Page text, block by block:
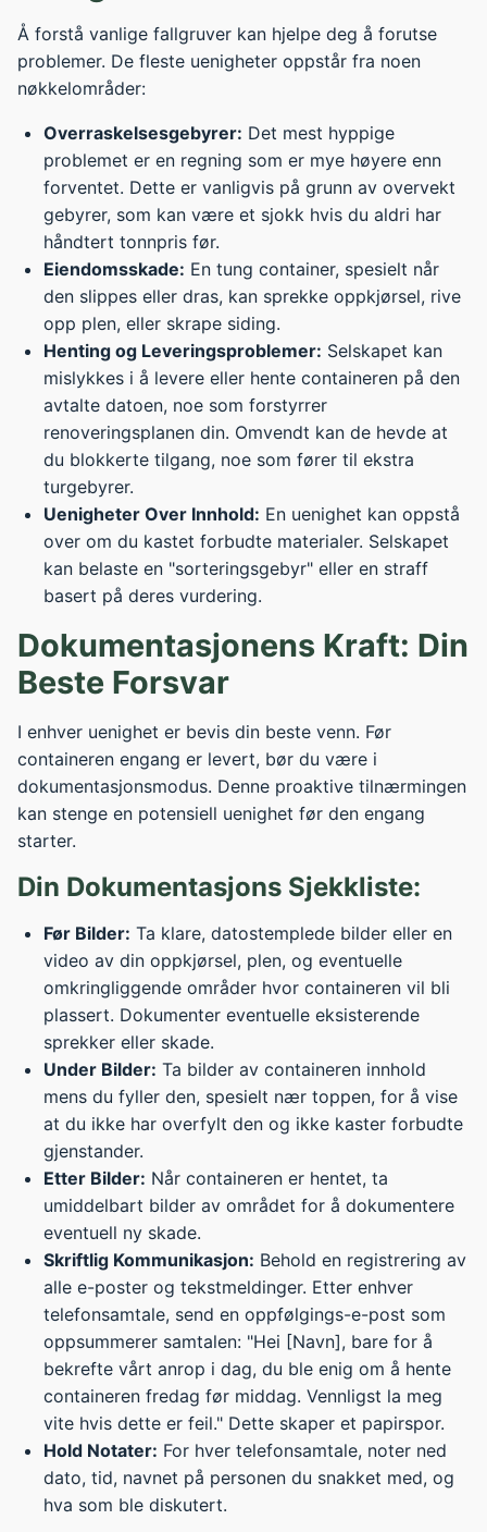
Å forstå vanlige fallgruver kan hjelpe deg å forutse
problemer. De fleste uenigheter oppstår fra noen
nøkkelområder:
Overraskelsesgebyrer: Det mest hyppige
problemet er en regning som er mye høyere enn
forventet. Dette er vanligvis på grunn av overvekt
gebyrer, som kan være et sjokk hvis du aldri har
håndtert tonnpris før.
Eiendomsskade: En tung container, spesielt når
den slippes eller dras, kan sprekke oppkjørsel, rive
opp plen, eller skrape siding.
Henting og Leveringsproblemer: Selskapet kan
mislykkes i å levere eller hente containeren på den
avtalte datoen, noe som forstyrrer
renoveringsplanen din. Omvendt kan de hevde at
du blokkerte tilgang, noe som fører til ekstra
turgebyrer.
Uenigheter Over Innhold: En uenighet kan oppstå
over om du kastet forbudte materialer. Selskapet
kan belaste en "sorteringsgebyr" eller en straff
basert på deres vurdering.
Dokumentasjonens Kraft: Din
Beste Forsvar
I enhver uenighet er bevis din beste venn. Før
containeren engang er levert, bør du være i
dokumentasjonsmodus. Denne proaktive tilnærmingen
kan stenge en potensiell uenighet før den engang
starter.
Din Dokumentasjons Sjekkliste:
Før Bilder: Ta klare, datostemplede bilder eller en
video av din oppkjørsel, plen, og eventuelle
omkringliggende områder hvor containeren vil bli
plassert. Dokumenter eventuelle eksisterende
sprekker eller skade.
Under Bilder: Ta bilder av containeren innhold
mens du fyller den, spesielt nær toppen, for å vise
at du ikke har overfylt den og ikke kaster forbudte
gjenstander.
Etter Bilder: Når containeren er hentet, ta
umiddelbart bilder av området for å dokumentere
eventuell ny skade.
Skriftlig Kommunikasjon: Behold en registrering av
alle e-poster og tekstmeldinger. Etter enhver
telefonsamtale, send en oppfølgings-e-post som
oppsummerer samtalen: "Hei [Navn], bare for å
bekrefte vårt anrop i dag, du ble enig om å hente
containeren fredag før middag. Vennligst la meg
vite hvis dette er feil." Dette skaper et papirspor.
Hold Notater: For hver telefonsamtale, noter ned
dato, tid, navnet på personen du snakket med, og
hva som ble diskutert.